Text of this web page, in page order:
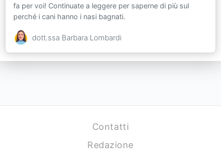
fa per voi! Continuate a leggere per saperne di più sul
perché i cani hanno i nasi bagnati.
dott.ssa Barbara Lombardi
Contatti
Redazione